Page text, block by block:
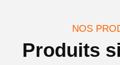
NOS
Produits